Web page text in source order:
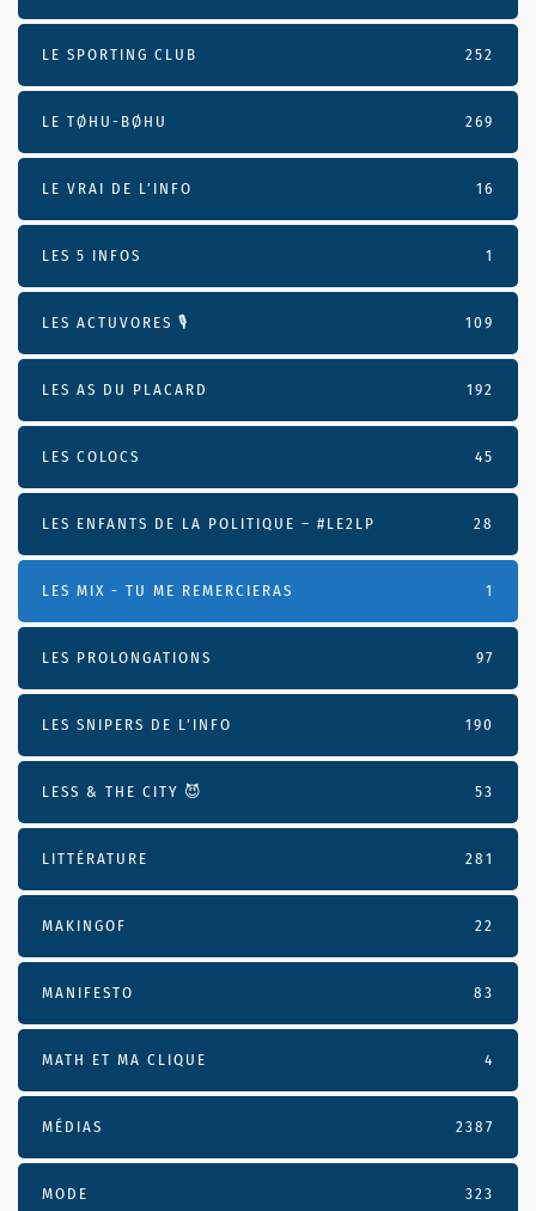
LE SPORTING CLUB 252
LE TØHU-BØHU 269
LE VRAI DE L’INFO 16
LES 5 INFOS 1
LES ACTUVORES 🎙 109
LES AS DU PLACARD 192
LES COLOCS 45
LES ENFANTS DE LA POLITIQUE – #LE2LP 28
LES MIX - TU ME REMERCIERAS 1
LES PROLONGATIONS 97
LES SNIPERS DE L’INFO 190
LESS & THE CITY 😈 53
LITTÉRATURE 281
MAKINGOF 22
MANIFESTO 83
MATH ET MA CLIQUE 4
MÉDIAS 2387
MODE 323